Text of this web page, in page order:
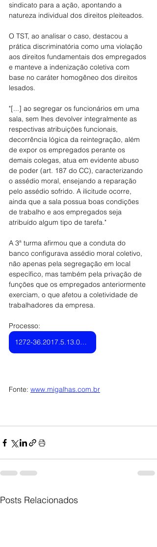
sindicato para a ação, apontando a
natureza individual dos direitos pleiteados.
O TST, ao analisar o caso, destacou a
prática discriminatória como uma violação
aos direitos fundamentais dos empregados
e manteve a indenização coletiva com
base no caráter homogêneo dos direitos
lesados.
"[...] ao segregar os funcionários em uma
sala, sem lhes devolver integralmente as
respectivas atribuições funcionais,
decorrência lógica da reintegração, além
de expor os empregados perante os
demais colegas, atua em evidente abuso
de poder (art. 187 do CC), caracterizando
o assédio moral, ensejando a reparação
pelo assédio sofrido. A ilicitude ocorre,
ainda que a sala possua boas condições
de trabalho e aos empregados seja
atribuído algum tipo de tarefa."
A 3ª turma afirmou que a conduta do
banco configurava assédio moral coletivo,
não apenas pela segregação em local
específico, mas também pela privação de
funções que os empregados anteriormente
exerciam, o que afetou a coletividade de
trabalhadores da empresa.
Processo:
1272-36.2017.5.13.0005
Fonte: www.migalhas.com.br
Posts Relacionados